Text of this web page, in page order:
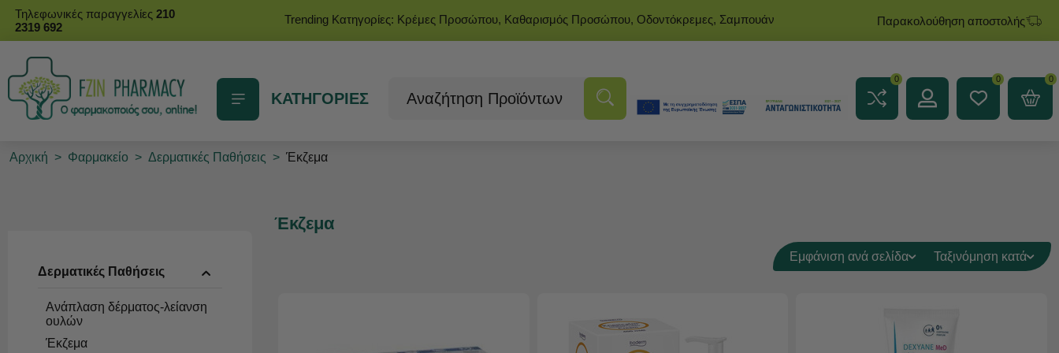
Τηλεφωνικές παραγγελίες 210
2319 692
Trending Κατηγορίες: Κρέμες Προσώπου, Καθαρισμός Προσώπου, Οδοντόκρεμες, Σαμπουάν Παρακολούθηση αποστολής
ΚΑΤΗΓΟΡΙΕΣ
0 0 0
Αρχική > Φαρμακείο > Δερματικές Παθήσεις > Έκζεμα
Δερματικές Παθήσεις
Ανάπλαση δέρματος-λείανση
ουλών
Έκζεμα
Έκζεμα
Εμφάνιση ανά σελίδα Ταξινόμηση κατά